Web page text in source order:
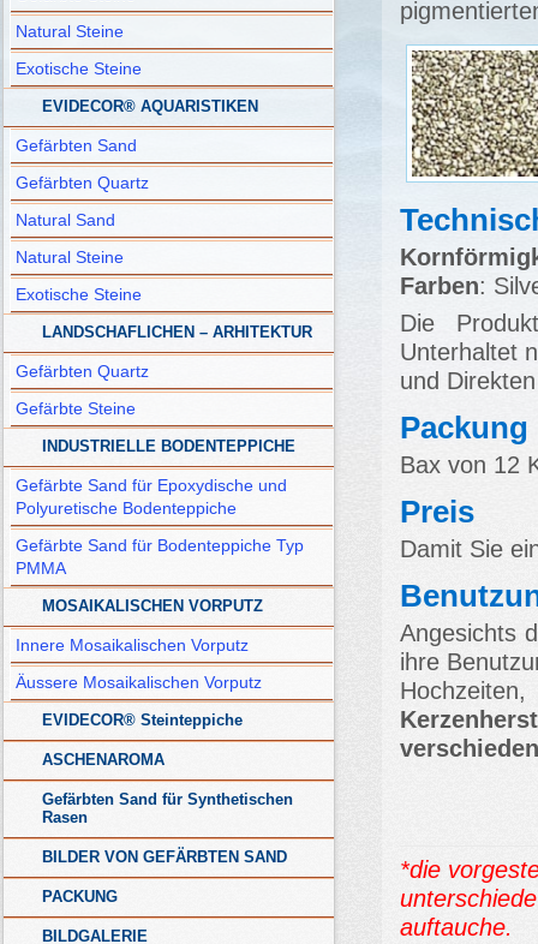
Natural Steine
Exotische Steine
EVIDECOR® AQUARISTIKEN
Gefärbten Sand
Gefärbten Quartz
Natural Sand
Natural Steine
Exotische Steine
LANDSCHAFLICHEN – ARHITEKTUR
Gefärbten Quartz
Gefärbte Steine
INDUSTRIELLE BODENTEPPICHE
Gefärbte Sand für Epoxydische und
Polyuretische Bodenteppiche
Gefärbte Sand für Bodenteppiche Typ
PMMA
MOSAIKALISCHEN VORPUTZ
Innere Mosaikalischen Vorputz
Äussere Mosaikalischen Vorputz
EVIDECOR® Steinteppiche
ASCHENAROMA
Gefärbten Sand für Synthetischen
Rasen
BILDER VON GEFÄRBTEN SAND
PACKUNG
BILDGALERIE
Farben:
Die
Unterhaltet
und
Packung
Bax von 12
Preis
Damit Sie
Angesichts
ihre
*die
auftauche.